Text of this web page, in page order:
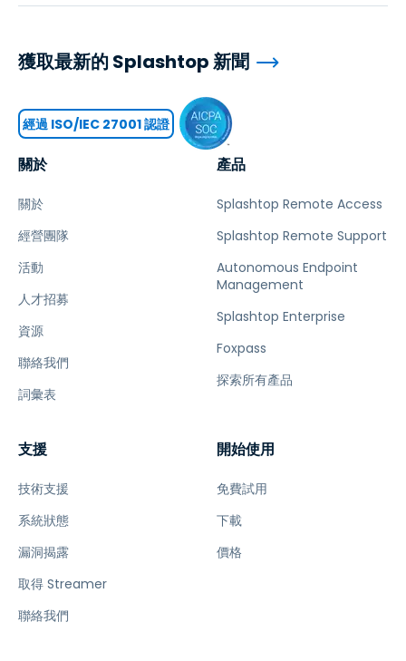
關於
關於
經營團隊
活動
人才招募
資源
聯絡我們
詞彙表
產品
Splashtop Remote Access
Splashtop Remote Support
Autonomous Endpoint
Management
Splashtop Enterprise
Foxpass
探索所有產品
支援
技術支援
系統狀態
漏洞揭露
取得 Streamer
聯絡我們
開始使用
免費試用
下載
價格
獲取最新的 Splashtop 新聞
經過 ISO/IEC 27001 認證